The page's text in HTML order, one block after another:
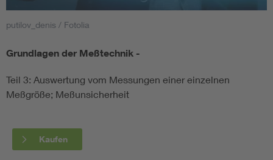
Smart Cities
DKE Fachinformationen im Kontext der Normung
Blitzschutz: DIN EN 62305 in der Übersicht
putilov_denis / Fotolia
Grundlagen der Meßtechnik -
Teil 3: Auswertung vom Messungen einer einzelnen
Meßgröße; Meßunsicherheit
Kaufen